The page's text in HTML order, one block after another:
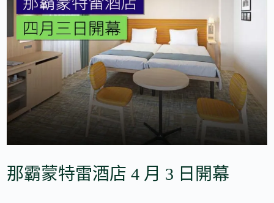
那霸蒙特雷酒店 4 月 3 日開幕